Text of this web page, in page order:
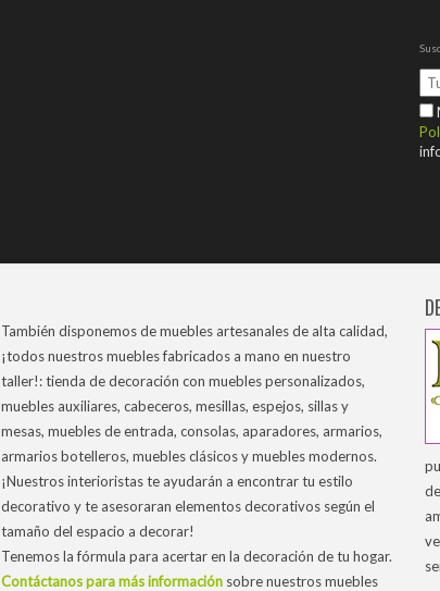
También disponemos de muebles artesanales de alta calidad,
¡todos nuestros muebles fabricados a mano en nuestro
taller!: tienda de decoración con muebles personalizados,
muebles auxiliares, cabeceros, mesillas, espejos, sillas y
mesas, muebles de entrada, consolas, aparadores, armarios,
armarios botelleros, muebles clásicos y muebles modernos.
¡Nuestros interioristas te ayudarán a encontrar tu estilo
decorativo y te asesoraran elementos decorativos según el
tamaño del espacio a decorar!
Tenemos la fórmula para acertar en la decoración de tu hogar.
Contáctanos para más información sobre nuestros muebles